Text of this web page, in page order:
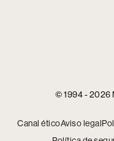
© 1994 - 2026
Canal éticoAviso legal